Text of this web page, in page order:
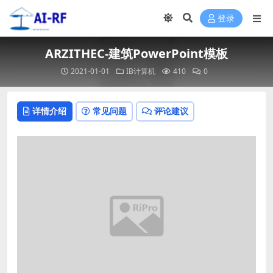
登录
ARZITHEC-建筑PowerPoint模板
2021-01-01 IB计算机 410 0
详情介绍 常见问题 评论建议